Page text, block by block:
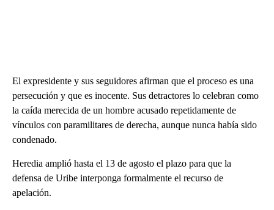
El expresidente y sus seguidores afirman que el proceso es una
persecución y que es inocente. Sus detractores lo celebran como
la caída merecida de un hombre acusado repetidamente de
vínculos con paramilitares de derecha, aunque nunca había sido
condenado.
Heredia amplió hasta el 13 de agosto el plazo para que la
defensa de Uribe interponga formalmente el recurso de
apelación.